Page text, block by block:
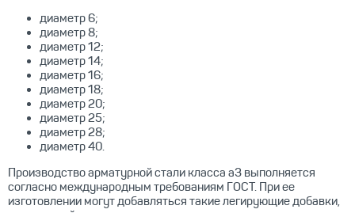
диаметр 6;
диаметр 8;
диаметр 12;
диаметр 14;
диаметр 16;
диаметр 18;
диаметр 20;
диаметр 25;
диаметр 28;
диаметр 40.
Производство арматурной стали класса а3 выполняется
согласно международным требованиям ГОСТ. При ее
изготовлении могут добавляться такие легирующие добавки,